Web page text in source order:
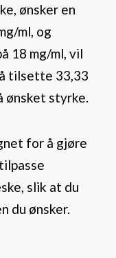
ønsker en
ml, og
18 mg/ml, vil
tilsette 33,33
ønsket styrke.
for å gjøre
slik at du
du ønsker.